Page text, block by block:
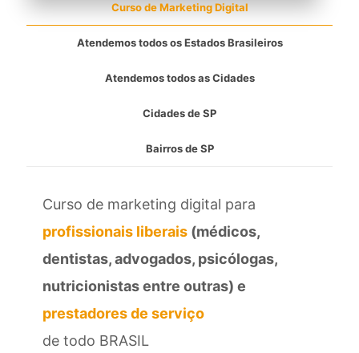
Curso de Marketing Digital
Atendemos todos os Estados Brasileiros
Atendemos todos as Cidades
Cidades de SP
Bairros de SP
Curso de marketing digital para
profissionais liberais (médicos,
dentistas, advogados, psicólogas,
nutricionistas entre outras) e
prestadores de serviço
de todo BRASIL